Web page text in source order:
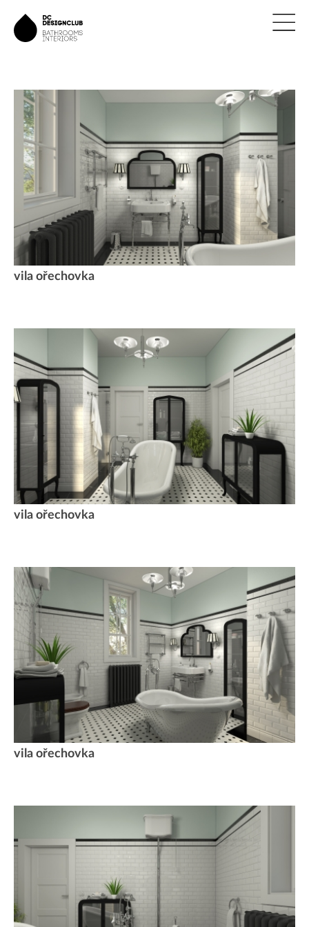
vila ořechovka
vila ořechovka
vila ořechovka
ÚVOD
NOVINKY
NÁVRHY
REALIZACE
KONTAKTY